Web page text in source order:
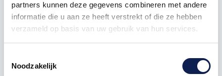
partners kunnen deze gegevens combineren met andere
informatie die u aan ze heeft verstrekt of die ze hebben
verzameld op basis van uw gebruik van hun services.
Noodzakelijk
750 € 0,68 € 1.181,25